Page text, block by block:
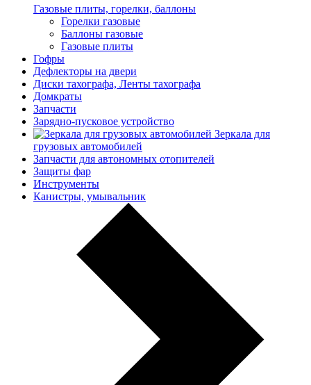
Газовые плиты, горелки, баллоны
Горелки газовые
Баллоны газовые
Газовые плиты
Гофры
Дефлекторы на двери
Диски тахографа, Ленты тахографа
Домкраты
Запчасти
Зарядно-пусковое устройство
Зеркала для
грузовых автомобилей
Запчасти для автономных отопителей
Защиты фар
Инструменты
Канистры, умывальник